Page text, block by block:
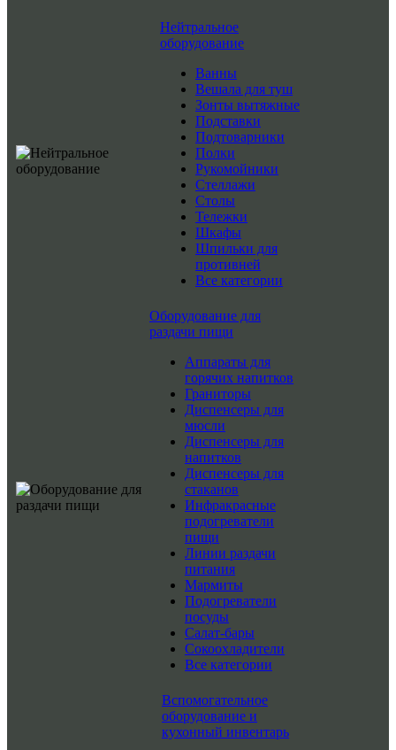
Нейтральное
оборудование
Ванны
Вешала для туш
Зонты вытяжные
Подставки
Подтоварники
Полки
Рукомойники
Стеллажи
Столы
Тележки
Шкафы
Шпильки для
противней
Все категории
Оборудование для
раздачи пищи
Аппараты для
горячих напитков
Граниторы
Диспенсеры для
мюсли
Диспенсеры для
напитков
Диспенсеры для
стаканов
Инфракрасные
подогреватели
пищи
Линии раздачи
питания
Мармиты
Подогреватели
посуды
Салат-бары
Сокоохладители
Все категории
Вспомогательное
оборудование и
кухонный инвентарь